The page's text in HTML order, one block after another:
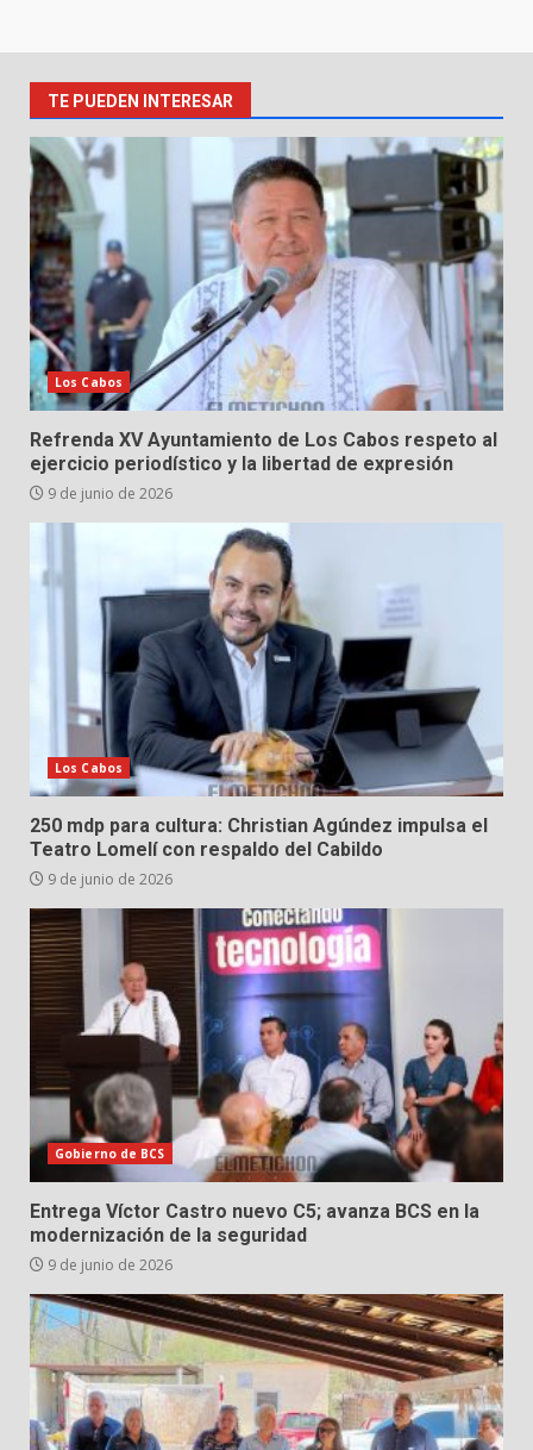
TE PUEDEN INTERESAR
Los Cabos
Refrenda XV Ayuntamiento de Los Cabos respeto al
ejercicio periodístico y la libertad de expresión
9 de junio de 2026
Los Cabos
250 mdp para cultura: Christian Agúndez impulsa el
Teatro Lomelí con respaldo del Cabildo
9 de junio de 2026
Gobierno de BCS
Entrega Víctor Castro nuevo C5; avanza BCS en la
modernización de la seguridad
9 de junio de 2026